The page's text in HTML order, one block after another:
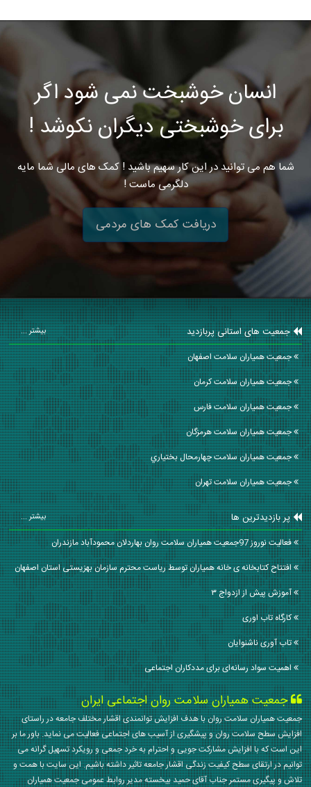
انسان خوشبخت نمی شود اگر
برای خوشبختی دیگران نکوشد !
شما هم می توانید در این کار سهیم باشید ! کمک های مالی شما مایه
دلگرمی ماست !
دریافت کمک های مردمی
جمعیت های استانی پربازدید بیشتر ...
جمعیت همیاران سلامت اصفهان
جمعیت همیاران سلامت كرمان
جمعیت همیاران سلامت فارس
جمعیت همیاران سلامت هرمزگان
جمعیت همیاران سلامت چهارمحال بختياري
جمعیت همیاران سلامت تهران
پر بازدیدترین ها بیشتر ...
فعالیت نوروز 97جمعیت همیاران سلامت روان بهاردلان محمودآباد مازندران
افتتاح کتابخانه ی خانه همیاران توسط ریاست محترم سازمان بهزیستی استان اصفهان
آموزش پیش از ازدواج ۳
کارگاه تاب اوری
تاب آوری ناشنوایان
اهمیت سواد رسانه‌ای برای مددکاران اجتماعی
جمعیت همیاران سلامت روان اجتماعی ایران
جمعیت همیاران سلامت روان با هدف افزایش توانمندی اقشار مختلف جامعه در راستای
افزایش سطح سلامت روان و پیشگیری از آسیب های اجتماعی فعالیت می نماید. باور ما بر
این است که با افزایش مشارکت جویی و احترام به خرد جمعی و رویکرد تسهیل گرانه می
توانیم در ارتقای سطح کیفیت زندگی اقشار جامعه تاثیر داشته باشیم. این سایت با همت و
تلاش و پیگیری مستمر جناب آقای حمید بیخسته مدیر روابط عمومی جمعیت همیاران